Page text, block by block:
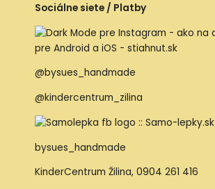
Sociálne siete / Platby
@bysues_handmade
@kindercentrum_zilina
bysues_handmade
KinderCentrum Žilina, 0904 261 416